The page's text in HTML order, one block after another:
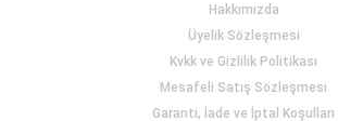
Hakkımızda
Üyelik Sözleşmesi
Kvkk ve Gizlilik Politikası
Mesafeli Satış Sözleşmesi
Garanti, İade ve İptal Koşulları